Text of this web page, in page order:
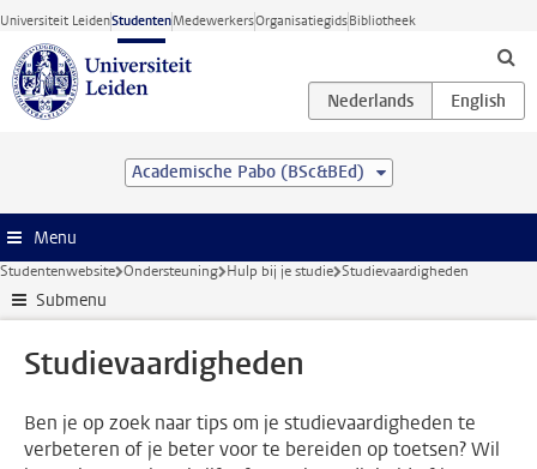
Ga direct naar de inhoud
Universiteit LeidenStudentenMedewerkersOrganisatiegidsBibliotheek
Academische Pabo (BSc&BEd)
Menu
Studentenwebsite Ondersteuning Hulp bij je studie Studievaardigheden
Submenu
Studievaardigheden
Ben je op zoek naar tips om je studievaardigheden te
verbeteren of je beter voor te bereiden op toetsen? Wil